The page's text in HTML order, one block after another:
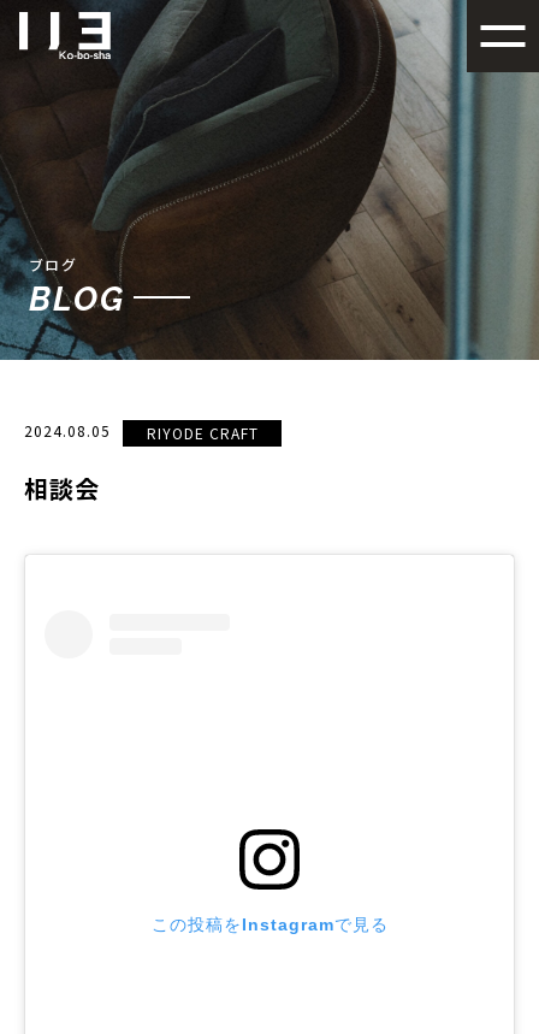
札幌でデザイン性の高い注文
ブログ
BLOG
2024.08.05 RIYODE CRAFT
相談会
この投稿をInstagramで見る